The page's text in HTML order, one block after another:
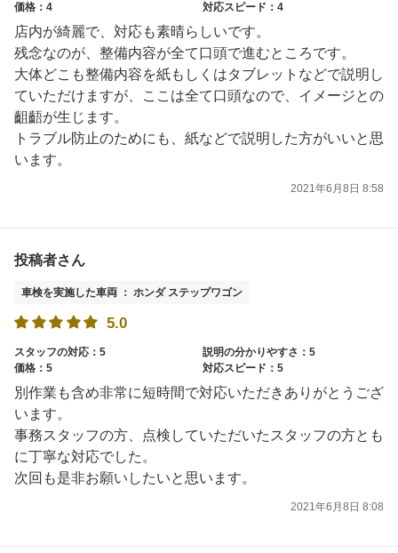
価格：4 対応スピード：4
店内が綺麗で、対応も素晴らしいです。
残念なのが、整備内容が全て口頭で進むところです。
大体どこも整備内容を紙もしくはタブレットなどで説明し
ていただけますが、ここは全て口頭なので、イメージとの
齟齬が生じます。
トラブル防止のためにも、紙などで説明した方がいいと思
います。
2021年6月8日 8:58
投稿者さん
車検を実施した車両 ： ホンダ ステップワゴン
5.0
スタッフの対応：5
説明の分かりやすさ：5
価格：5
対応スピード：5
別作業も含め非常に短時間で対応いただきありがとうござ
います。
事務スタッフの方、点検していただいたスタッフの方とも
に丁寧な対応でした。
次回も是非お願いしたいと思います。
2021年6月8日 8:08